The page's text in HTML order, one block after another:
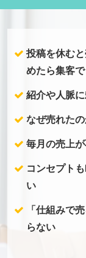
投稿を休む
めたら集客
紹介や人脈
なぜ売れた
毎月の売上
コンセプト
い
「仕組みで
らない